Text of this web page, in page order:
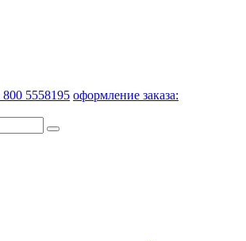
5558195 оформление заказа: